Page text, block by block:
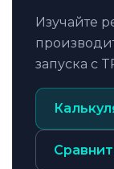
Изучайте
запуска с